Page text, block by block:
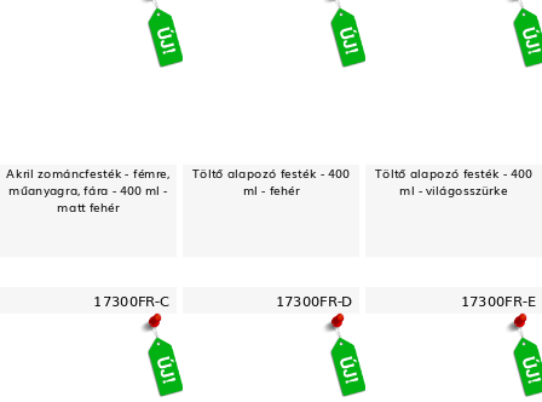
Akril zománcfesték - fémre,
műanyagra, fára - 400 ml -
matt fehér
Töltő alapozó festék - 400
ml - fehér
Töltő alapozó festék - 400
ml - világosszürke
17300FR-C 17300FR-D 17300FR-E